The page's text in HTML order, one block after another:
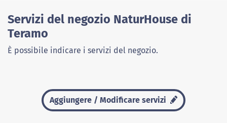
Servizi del negozio NaturHouse di
Teramo
È possibile indicare i servizi del negozio.
Aggiungere / Modificare servizi